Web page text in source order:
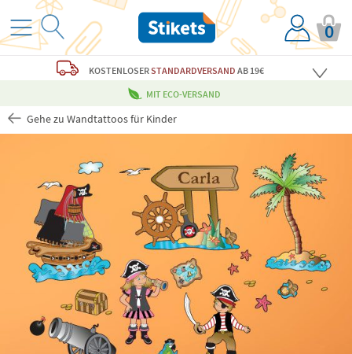
0
KOSTENLOSERSTANDARDVERSAND AB 19€
MIT ECO-VERSAND
Gehe zu Wandtattoos für Kinder